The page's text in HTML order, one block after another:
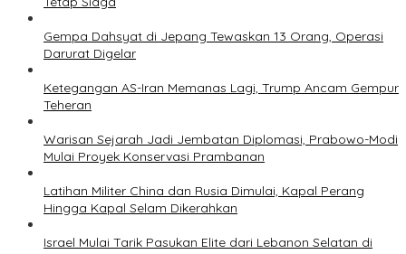
Gempa Dahsyat di Jepang Tewaskan 13 Orang, Operasi
Darurat Digelar
Ketegangan AS-Iran Memanas Lagi, Trump Ancam Gempur
Teheran
Warisan Sejarah Jadi Jembatan Diplomasi, Prabowo-Modi
Mulai Proyek Konservasi Prambanan
Latihan Militer China dan Rusia Dimulai, Kapal Perang
Hingga Kapal Selam Dikerahkan
Israel Mulai Tarik Pasukan Elite dari Lebanon Selatan di